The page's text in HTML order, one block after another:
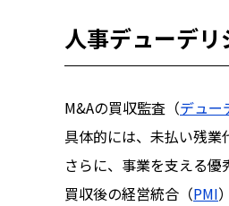
人事デューデリ
M&Aの買収監査（デュー
具体的には、未払い残業
さらに、事業を支える優
買収後の経営統合（PMI